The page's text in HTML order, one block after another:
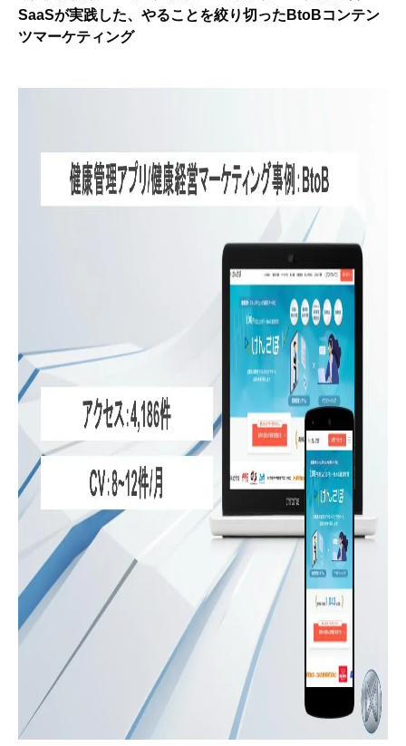
SaaSが実践した、やることを絞り切ったBtoBコンテン
ツマーケティング